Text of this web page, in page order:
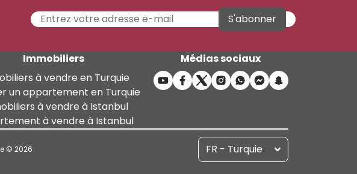
S'abonner
Immobiliers
à vendre en Turquie
un appartement en Turquie
à vendre à Istanbul
à vendre à Istanbul
Médias sociaux
© 2026 FR - Turquie